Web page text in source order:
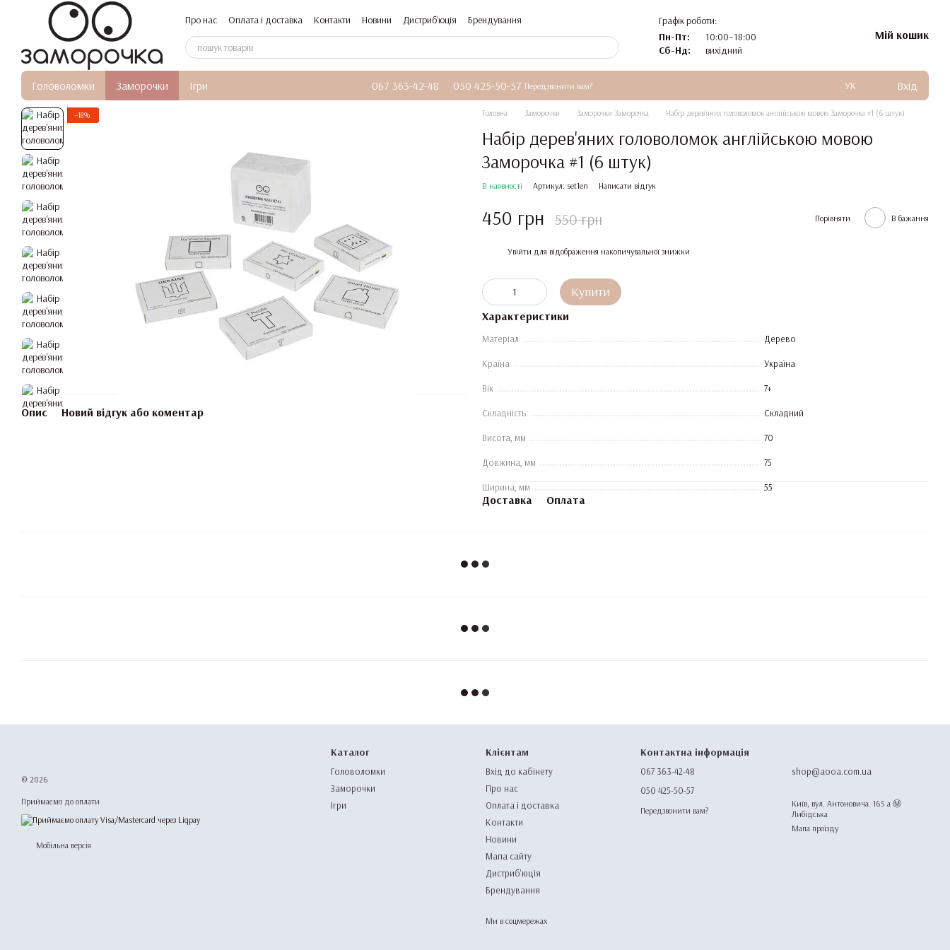
Перейти до основного контенту
Про нас Оплата і доставка Контакти Новини Дистриб'юція Брендування
Графік роботи:
Пн-Пт:
10:00–18:00
Сб-Нд:
вихідний
Мій кошик
Головоломки Заморочки Ігри 067 363-42-48 050 425-50-57 Передзвонити вам? УК Вхід
−18%
Опис Новий відгук або коментар
Головна Заморочки Заморочки Заморочка Набір дерев'яних головоломок англійською мовою Заморочка #1 (6 штук)
Набір дерев'яних головоломок англійською мовою
Заморочка #1 (6 штук)
В наявності Артикул: set1en Написати відгук
450 грн 550 грн Порівняти В бажання
Увійти для відображення накопичувальної знижки
Купити
Характеристики
Матеріал Дерево
Країна Україна
Вік 7+
Складність Складний
Висота, мм 70
Довжина, мм 75
Ширина, мм 55
Доставка Оплата
© 2026
Приймаємо до оплати
Мобільна версія
Каталог
Головоломки
Заморочки
Ігри
Клієнтам
Вхід до кабінету
Про нас
Оплата і доставка
Контакти
Новини
Мапа сайту
Дистриб'юція
Брендування
Ми в соцмережах
Контактна інформація
067 363-42-48
050 425-50-57
Передзвонити вам?
shop@aooa.com.ua
Київ, вул. Антоновича. 165 а Ⓜ️
Либідська
Мапа проїзду